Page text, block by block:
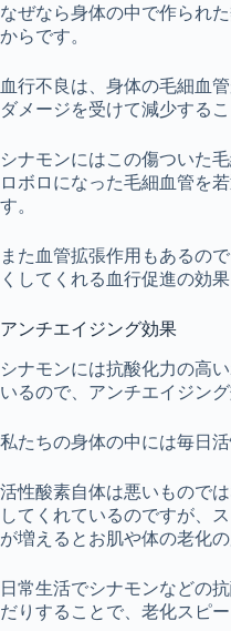
なぜなら身体の中で作られ
からです。
血行不良は、身体の毛細血
ダメージを受けて減少する
シナモンにはこの傷ついた
ロボロになった毛細血管を
す。
また血管拡張作用もあるの
くしてくれる血行促進の効果
アンチエイジング効果
シナモンには抗酸化力の高
いるので、アンチエイジン
私たちの身体の中には毎日
活性酸素自体は悪いもので
してくれているのですが、
が増えるとお肌や体の老化
日常生活でシナモンなどの
だりすることで、老化スピ